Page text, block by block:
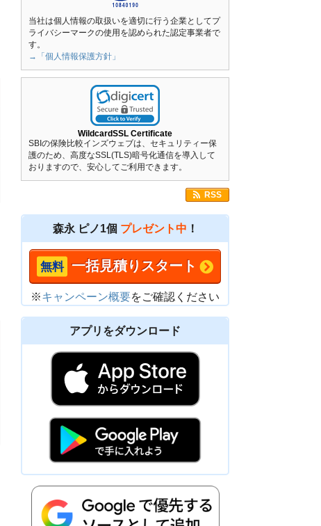
当社は個人情報の取扱いを適切に行う企業としてプ
ライバシーマークの使用を認められた認定事業者で
す。
→「個人情報保護方針」
WildcardSSL Certificate
SBIの保険比較インズウェブは、セキュリティー保
護のため、高度なSSL(TLS)暗号化通信を導入して
おりますので、安心してご利用できます。
RSS
森永 ピノ1個 プレゼント中 ！
一括見積りスタート
※キャンペーン概要をご確認ください
アプリをダウンロード